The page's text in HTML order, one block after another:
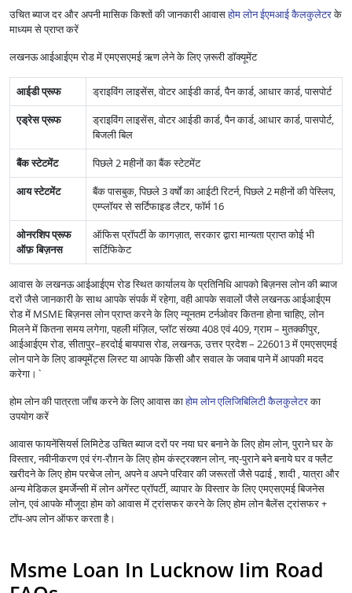
उचित ब्याज दर और अपनी मासिक किश्तों की जानकारी आवासहोम लोन ईएमआई कैलकुलेटरके
माध्यम से प्राप्त करें
लखनऊ आईआईएम रोड में एमएसएमई ऋण लेने के लिए ज़रूरी डॉक्यूमेंट
आईडी प्रूफ
ड्राइविंग लाइसेंस, वोटर आईडी कार्ड, पैन कार्ड, आधार कार्ड, पासपोर्ट
एड्रेस प्रूफ
ड्राइविंग लाइसेंस, वोटर आईडी कार्ड, पैन कार्ड, आधार कार्ड, पासपोर्ट,
बिजली बिल
बैंक स्टेटमेंट
पिछले 2 महीनों का बैंक स्टेटमेंट
आय स्टेटमेंट
बैंक पासबुक, पिछले 3 वर्षों का आईटी रिटर्न, पिछले 2 महीनों की पेस्लिप,
एम्प्लॉयर से सर्टिफाइड लैटर, फॉर्म 16
ओनरशिप प्रूफ
ऑफ़ बिज़नस
ऑफिस प्रॉपर्टी के कागज़ात, सरकार द्वारा मान्यता प्राप्त कोई भी
सर्टिफिकेट
आवास के लखनऊ आईआईएम रोड स्थित कार्यालय के प्रतिनिधि आपको बिज़नस लोन की ब्याज
दरों जैसे जानकारी के साथ आपके संपर्क में रहेगा, वही आपके सवालों जैसे लखनऊ आईआईएम
रोड में MSME बिज़नस लोन प्राप्त करने के लिए न्यूनतम टर्नओवर कितना होना चाहिए, लोन
मिलने में कितना समय लगेगा, पहली मंज़िल, प्लॉट संख्या 408 एवं 409, ग्राम – मुतक्कीपुर,
आईआईएम रोड, सीतापुर–हरदोई बायपास रोड, लखनऊ, उत्तर प्रदेश – 226013 में एमएसएमई
लोन पाने के लिए डाक्यूमेंट्स लिस्ट या आपके किसी और सवाल के जवाब पाने में आपकी मदद
करेगा।`
होम लोन की पात्रता जाँच करने के लिए आवास काहोम लोन एलिजिबिलिटी कैलकुलेटरका
उपयोग करें
आवास फायनेंसियर्स लिमिटेड उचित ब्याज दरों पर नया घर बनाने के लिए होम लोन, पुराने घर के
विस्तार, नवीनीकरण एवं रंग-रौग़न के लिए होम कंस्ट्रक्शन लोन, नए-पुराने बने बनाये घर व फ्लैट
खरीदने के लिए होम परचेज लोन, अपने व अपने परिवार की जरूरतों जैसे पढाई , शादी , यात्रा और
अन्य मेडिकल इमर्जेन्सी में लोन अगेंस्ट प्रॉपर्टी, व्यापार के विस्तार के लिए एमएसएमई बिजनेस
लोन, एवं आपके मौजूदा होम को आवास में ट्रांसफर करने के लिए होम लोन बैलेंस ट्रांसफर +
टॉप-अप लोन ऑफर करता है।
Msme Loan In Lucknow Iim Road